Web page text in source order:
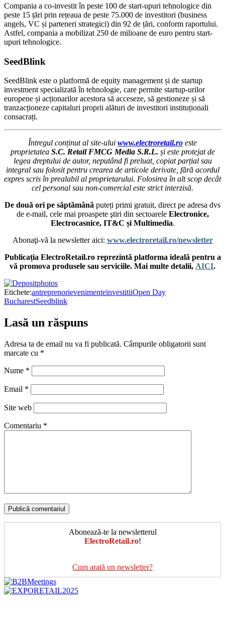
Compania a co-investit în peste 100 de start-upuri tehnologice din
peste 15 țări prin rețeaua de peste 75.000 de investitori (business
angels, VC și parteneri strategici) din 92 de țări, conform raportului.
Astfel, compania a mobilizat 250 de milioane de euro pentru start-
upuri tehnologice.
SeedBlink
SeedBlink este o platformă de equity management și de startup
investment specializată în tehnologie, care permite startup-urilor
europene și acționarilor acestora să acceseze, să gestioneze și să
tranzacționeze capitaluri proprii alături de investitori instituționali
consacrați.
Întregul conținut al site-ului www.electroretail.ro este
proprietatea S.C. Retail FMCG Media S.R.L. și este protejat de
legea dreptului de autor, neputând fi preluat, copiat parțial sau
integral sau folosit pentru crearea de articole derivate, fără acordul
expres scris în prealabil al proprietarului. Folosirea în alt scop decât
cel personal sau non-comercial este strict interzisă.
De două ori pe săptămână puteți primi gratuit, direct pe adresa dvs
de e-mail, cele mai proaspete ştiri din sectoarele Electronice,
Electrocasnice, IT&C și Multimedia.
Abonaţi-vă la newsletter aici: www.electroretail.ro/newsletter
Publicația ElectroRetail.ro reprezintă platforma ideală pentru a
vă promova produsele sau serviciile. Mai multe detalii, AICI.
Etichete:antreprenorievenimenteinvestitiiOpen Day
BucharestSeedblink
Lasă un răspuns
Adresa ta de email nu va fi publicată. Câmpurile obligatorii sunt
marcate cu *
Nume *
Email *
Site web
Comentariu *
Abonează-te la newsletterul
ElectroRetail.ro!
Cum arată un newsletter?